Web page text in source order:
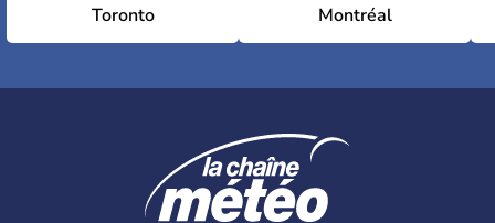
Toronto Montréal